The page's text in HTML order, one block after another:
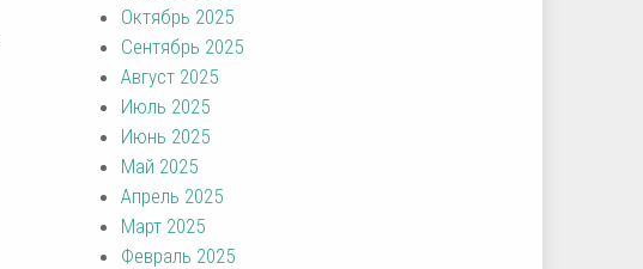
Октябрь 2025
Сентябрь 2025
Август 2025
Июль 2025
Июнь 2025
Май 2025
Апрель 2025
Март 2025
Февраль 2025